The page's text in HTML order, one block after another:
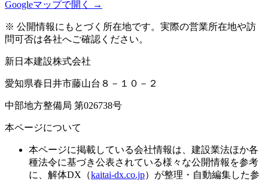
Googleマップで開く →
※ 公開情報にもとづく所在地です。実際の営業所在地や訪
問可否は各社へご確認ください。
新日本建設株式会社
愛知県春日井市藤山台８－１０－２
中部地方整備局 第026738号
本ページについて
本ページに掲載している会社情報は、建設業法ほか各
種法令に基づき公表されている様々な公開情報を参考
に、解体DX（kaitai-dx.co.jp）が整理・自動編集した参